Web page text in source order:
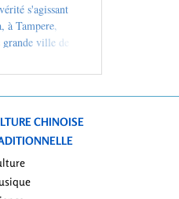
s'agissant
à Tampere,
ville de
CHINOISE